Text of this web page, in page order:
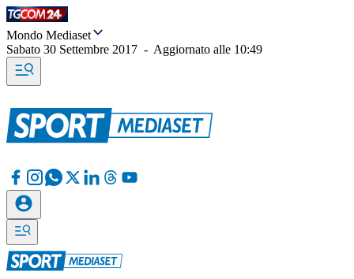
Mondo Mediaset
Sabato 30 Settembre 2017 - Aggiornato alle 10:49